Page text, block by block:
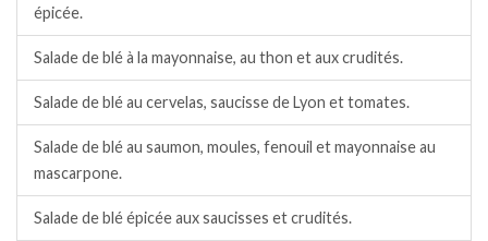
épicée.
Salade de blé à la mayonnaise, au thon et aux crudités.
Salade de blé au cervelas, saucisse de Lyon et tomates.
Salade de blé au saumon, moules, fenouil et mayonnaise au
mascarpone.
Salade de blé épicée aux saucisses et crudités.